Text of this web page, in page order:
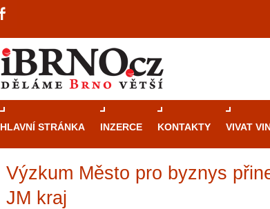
HLAVNÍ STRÁNKA INZERCE KONTAKTY VIVAT
Výzkum Město pro byznys
JM kraj
Průvodce